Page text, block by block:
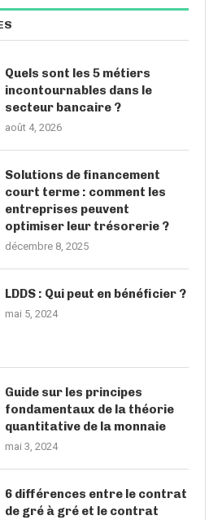
Quels sont les 5 métiers
incontournables dans le
secteur bancaire ?
août 4, 2026
Solutions de financement
court terme : comment les
entreprises peuvent
optimiser leur trésorerie ?
décembre 8, 2025
LDDS : Qui peut en bénéficier ?
mai 5, 2024
Guide sur les principes
fondamentaux de la théorie
quantitative de la monnaie
mai 3, 2024
6 différences entre le contrat
de gré à gré et le contrat